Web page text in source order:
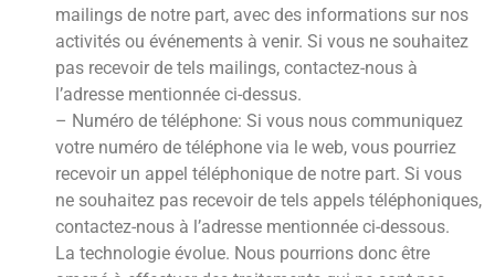
mailings de notre part, avec des informations sur nos
activités ou événements à venir. Si vous ne souhaitez
pas recevoir de tels mailings, contactez-nous à
l’adresse mentionnée ci-dessus.
– Numéro de téléphone: Si vous nous communiquez
votre numéro de téléphone via le web, vous pourriez
recevoir un appel téléphonique de notre part. Si vous
ne souhaitez pas recevoir de tels appels téléphoniques,
contactez-nous à l’adresse mentionnée ci-dessous.
La technologie évolue. Nous pourrions donc être